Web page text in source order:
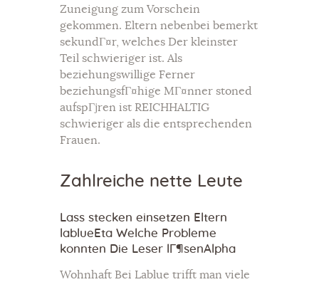
Zuneigung zum Vorschein
gekommen. Eltern nebenbei bemerkt
sekundГ¤r, welches Der kleinster
Teil schwieriger ist. Als
beziehungswillige Ferner
beziehungsfГ¤hige MГ¤nner stoned
aufspГјren ist REICHHALTIG
schwieriger als die entsprechenden
Frauen.
Zahlreiche nette Leute
Lass stecken einsetzen Eltern
lablueEta Welche Probleme
konnten Die Leser lГ¶senAlpha
Wohnhaft Bei Lablue trifft man viele